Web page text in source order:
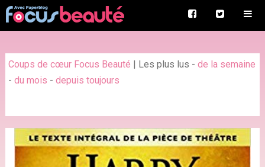
Coups de cœur Focus Beauté | Les plus lus - de la semaine
- du mois - depuis toujours